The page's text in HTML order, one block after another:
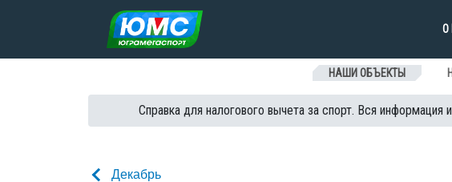
Перейти к содержанию
О
НАШИ ОБЪЕКТЫ
Справка для налогового вычета за спорт. Вся информация
Декабрь